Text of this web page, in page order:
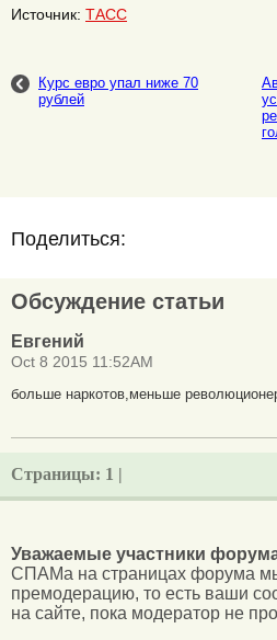
Источник: ТАСС
Курс евро упал ниже 70
рублей
Поделиться:
Обсуждение статьи
Евгений
Oct 8 2015 11:52AM
больше наркотов,меньше
Страницы: 1 |
Уважаемые участники
СПАМа на страницах форума
премодерацию, то есть ваши
на сайте, пока модератор не